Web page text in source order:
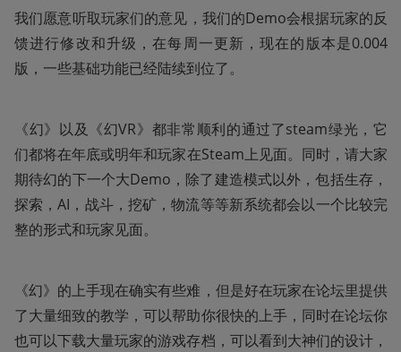
我们愿意听取玩家们的意见，我们的Demo会根据玩家的反
馈进行修改和升级，在每周一更新，现在的版本是0.004
版，一些基础功能已经陆续到位了。
《幻》以及《幻VR》都非常顺利的通过了steam绿光，它
们都将在年底或明年和玩家在Steam上见面。同时，请大家
期待幻的下一个大Demo，除了建造模式以外，包括生存，
探索，AI，战斗，挖矿，物流等等新系统都会以一个比较完
整的形式和玩家见面。
《幻》的上手现在确实有些难，但是好在玩家在论坛里提供
了大量细致的教学，可以帮助你很快的上手，同时在论坛你
也可以下载大量玩家的游戏存档，可以看到大神们的设计，